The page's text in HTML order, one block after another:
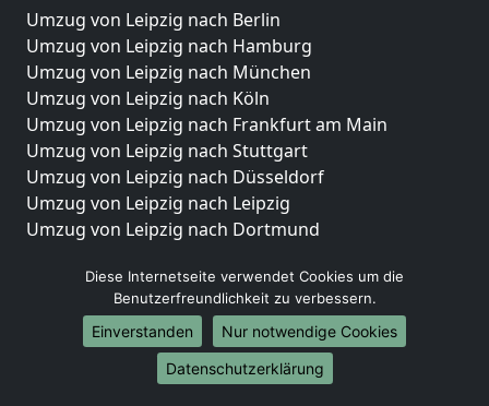
Umzug von Leipzig nach Berlin
Umzug von Leipzig nach Hamburg
Umzug von Leipzig nach München
Umzug von Leipzig nach Köln
Umzug von Leipzig nach Frankfurt am Main
Umzug von Leipzig nach Stuttgart
Umzug von Leipzig nach Düsseldorf
Umzug von Leipzig nach Leipzig
Umzug von Leipzig nach Dortmund
Umzug von Leipzig nach Bremen
Umzug von Leipzig nach Dresden
Umzug von Leipzig nach Hannover
Umzug von Leipzig nach Nürnberg
Umzug von Leipzig nach Duisburg
Diese Internetseite verwendet Cookies um die
Benutzerfreundlichkeit zu verbessern.
Einverstanden
Nur notwendige Cookies
Datenschutzerklärung